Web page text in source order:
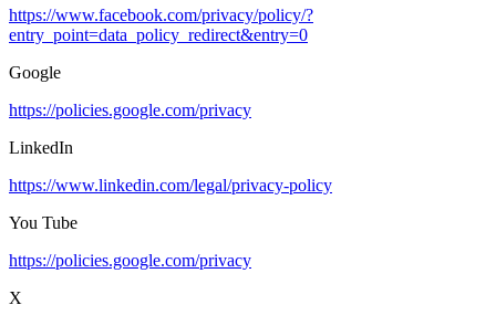
https://www.facebook.com/privacy/policy/?
entry_point=data_policy_redirect&entry=0
Google
https://policies.google.com/privacy
LinkedIn
https://www.linkedin.com/legal/privacy-policy
You Tube
https://policies.google.com/privacy
X